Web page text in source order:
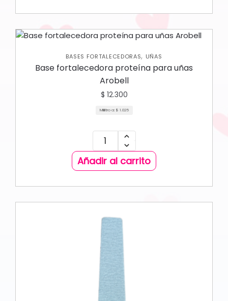
BASES FORTALECEDORAS, UÑAS
Base fortalecedora proteína para uñas
Arobell
$ 12.300
Mililitro a: $ 1.025
Añadir al carrito